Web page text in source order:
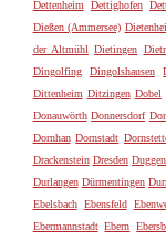
Dettenheim
Dettighofen
Dießen (Ammersee)
der Altmühl Dietingen
Dingolfing
Dingolshausen
Dittenheim Ditzingen Dobel
Donauwörth Donnersdorf
Dornhan Dornstadt
Drackenstein Dresden
Durlangen Dürmentingen
Ebelsbach Ebensfeld
Ebermannstadt Ebern